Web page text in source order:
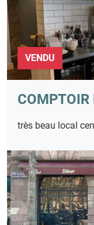
VENDU
COMPTOIR
très beau local